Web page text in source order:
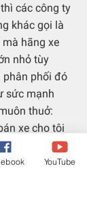
các công ty
khác gọi là
hãng xe
nhỏ tùy
phân phối đó
sức mạnh
thuở:
xe cho tôi
phối ấy
YouTube